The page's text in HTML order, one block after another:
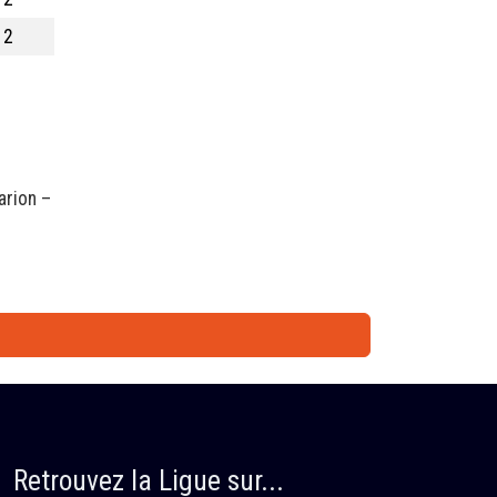
–
Retrouvez la Ligue sur...